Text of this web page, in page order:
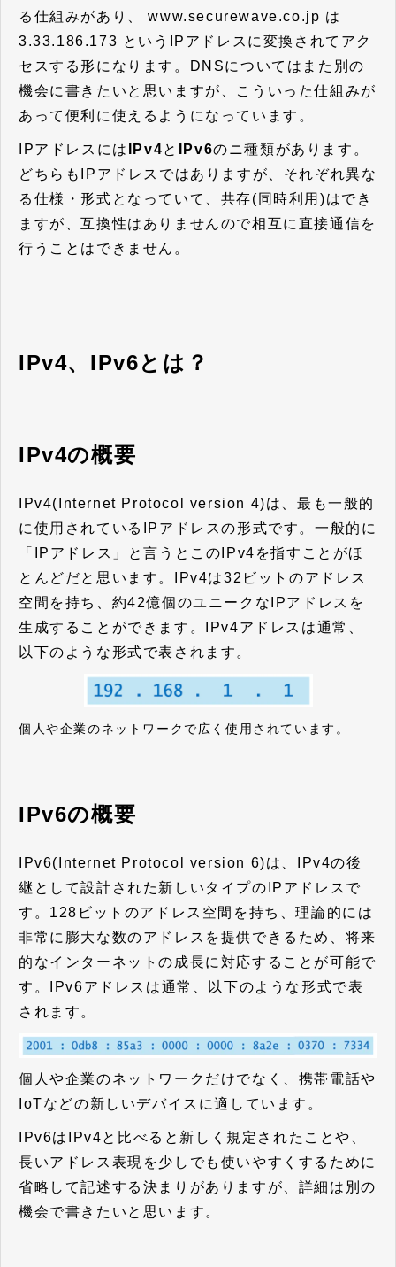
る仕組みがあり、 www.securewave.co.jp は
3.33.186.173 というIPアドレスに変換されてアク
セスする形になります。DNSについてはまた別の
機会に書きたいと思いますが、こういった仕組みが
あって便利に使えるようになっています。
IPアドレスには IPv4と IPv6のニ種類があります。
どちらもIPアドレスではありますが、それぞれ異な
る仕様・形式となっていて、共存(同時利用)はでき
ますが、互換性はありませんので相互に直接通信を
行うことはできません。
IPv4、IPv6とは？
IPv4の概要
IPv4(Internet Protocol version 4)は、最も一般的
に使用されているIPアドレスの形式です。一般的に
「IPアドレス」と言うとこのIPv4を指すことがほ
とんどだと思います。IPv4は32ビットのアドレス
空間を持ち、約42億個のユニークなIPアドレスを
生成することができます。IPv4アドレスは通常、
以下の ような形式で表されます。
個人や企業のネットワークで広く使用されています。
IPv6の概要
IPv6(Internet Protocol version 6)は、IPv4の後
継として設計された新しいタイプのIPアドレスで
す。128ビットのアドレス空間を持ち、理論的には
非常に膨大な数のアドレスを提供できるため、将来
的なインターネットの成長に対応することが可能で
す。IPv6アドレスは通常、
以下のような形式で表
されます。
個人や企業のネットワークだけでなく、携帯電話や
IoTなどの新しいデバイスに適しています。
IPv6はIPv4と比べると新しく規定されたことや、
長いアドレス表現を少しでも使いやすくするために
省略して記述する決まりがありますが、詳細は別の
機会で書きたいと思います。